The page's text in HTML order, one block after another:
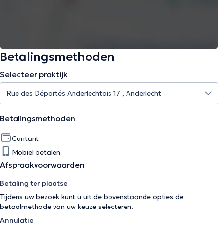
Betalingsmethoden
Selecteer praktijk
Betalingsmethoden
Contant
Mobiel betalen
Afspraakvoorwaarden
Betaling ter plaatse
Tijdens uw bezoek kunt u uit de bovenstaande opties de
betaalmethode van uw keuze selecteren.
Annulatie